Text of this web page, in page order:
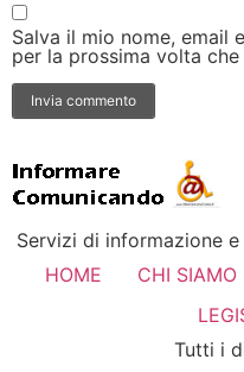
Salva il mio nome, email
per la prossima volta
Servizi di informazione
HOME
CHI SIAMO
Tutti i